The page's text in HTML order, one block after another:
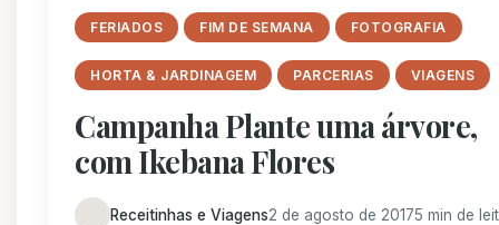
FERIADOS FIM DE SEMANA FOTOGRAFIA
HORTA & JARDINAGEM PARCERIAS VIAGENS
Campanha Plante uma árvore,
com Ikebana Flores
Receitinhas e Viagens2 de agosto de 20175 min de